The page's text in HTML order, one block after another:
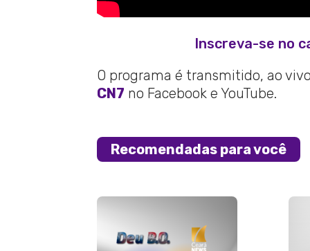
Inscreva-se no
O programa é transmitido, ao
CN7 no Facebook e YouTube.
Recomendadas para você